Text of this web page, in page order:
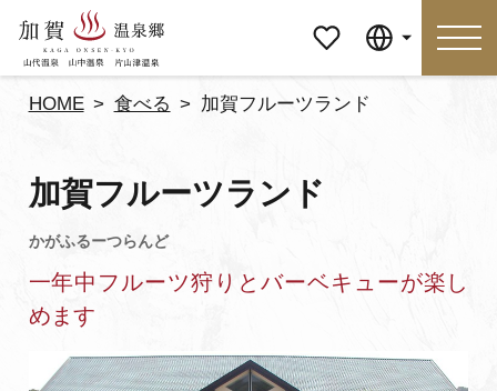
ージ
特集
見どころ 食べる
HOME 食べる 加賀フルーツランド
加賀フルーツランド
一年中フルーツ狩りとバーベキューが楽し
めます